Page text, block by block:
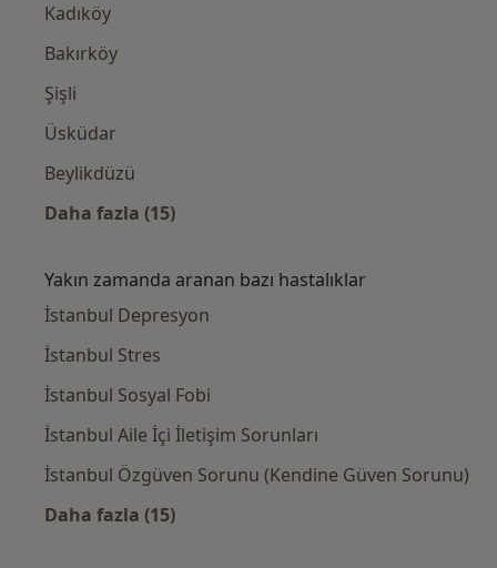
Kadıköy
Bakırköy
Şişli
Üsküdar
Beylikdüzü
Daha fazla (15)
Yakın zamanda aranan bazı hastalıklar
İstanbul Depresyon
İstanbul Stres
İstanbul Sosyal Fobi
İstanbul Aile İçi İletişim Sorunları
İstanbul Özgüven Sorunu (Kendine Güven Sorunu)
Daha fazla (15)